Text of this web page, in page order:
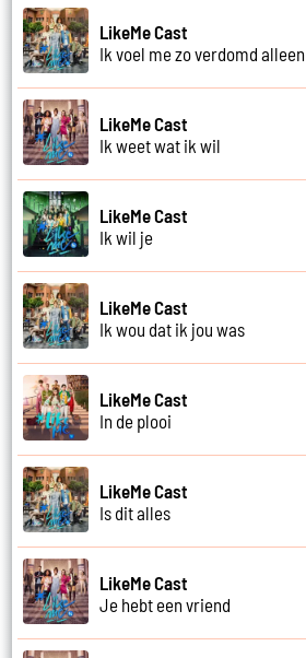
LikeMe Cast
Ik voel me zo verdomd alleen
LikeMe Cast
Ik weet wat ik wil
LikeMe Cast
Ik wil je
LikeMe Cast
Ik wou dat ik jou was
LikeMe Cast
In de plooi
LikeMe Cast
Is dit alles
LikeMe Cast
Je hebt een vriend